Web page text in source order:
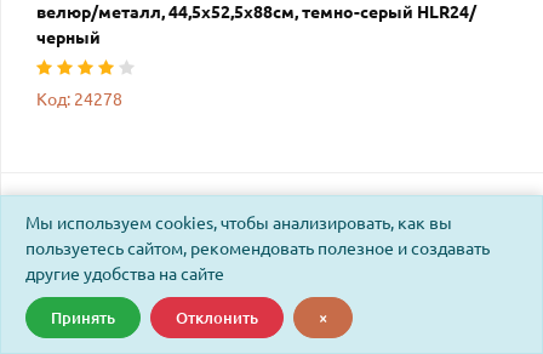
велюр/металл, 44,5х52,5х88см, темно-серый HLR24/
черный
Код: 24278
Мы используем cookies, чтобы анализировать, как вы
пользуетесь сайтом, рекомендовать полезное и создавать
другие удобства на сайте
Принять Отклонить ×